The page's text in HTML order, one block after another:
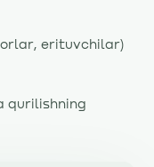
erituvchilar)
qurilishning